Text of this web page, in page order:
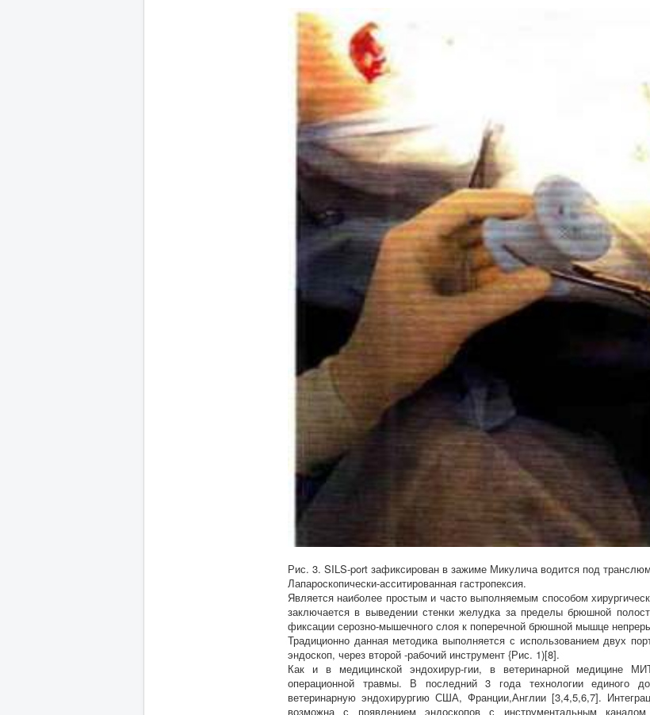
Рис. 3. SILS-port зафиксирован в зажиме Микулича водится под
Лапароскопически-асситированная гастропексия.
Является наиболее простым и часто выполняемым способом
заключается в выведении стенки желудка за пределы брюшной
фиксации серозно-мышечного слоя к поперечной брюшной мышце
Традиционно данная методика выполняется с использованием двух
эндоскоп, через второй -рабочий инструмент {Рис. 1)[8].
Как и в медицинской эндохирур-гии, в ветеринарной медицине
операционной травмы. В последний 3 года технологии единого
ветеринарную эндохирургию США, Франции,Англии [3,4,5,6,7].
возможна с появлением эндоскопов с инструментальным каналом